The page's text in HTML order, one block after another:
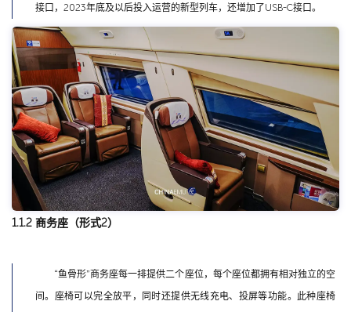
接口，2023年底及以后投入运营的新型列车，还增加了USB-C接口。
1.1.2 商务座（形式2）
“鱼骨形”商务座每一排提供二个座位，每个座位都拥有相对独立的空
间。座椅可以完全放平，同时还提供无线充电、投屏等功能。此种座椅